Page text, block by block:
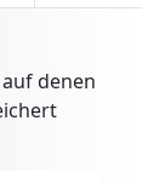
denen